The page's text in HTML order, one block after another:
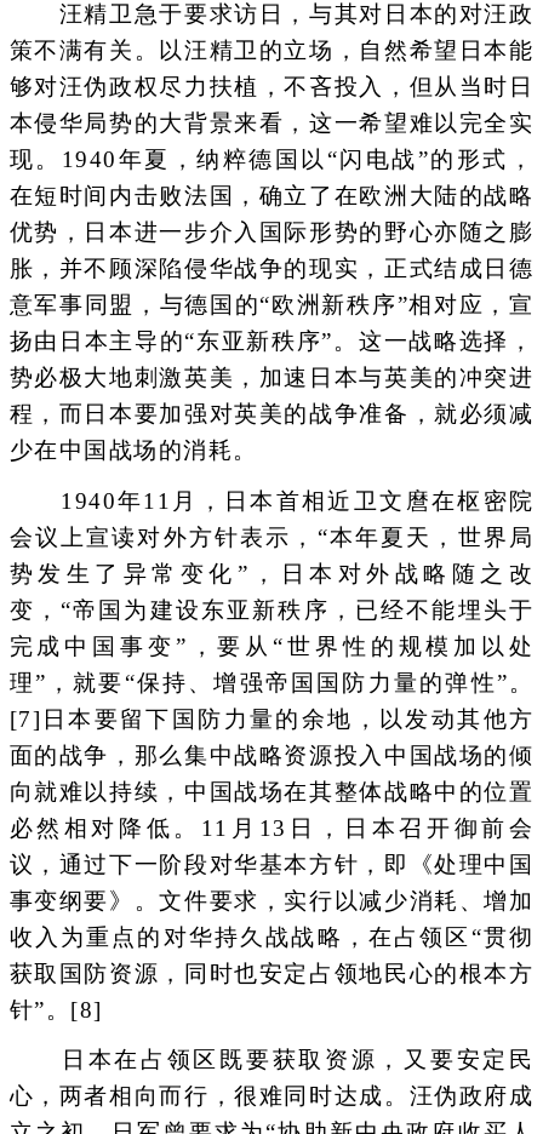
汪精卫急于要求访日，与其对日本的对汪政
策不满有关。以汪精卫的立场，自然希望日本能
够对汪伪政权尽力扶植，不吝投入，但从当时日
本侵华局势的大背景来看，这一希望难以完全实
现。1940年夏，纳粹德国以“闪电战”的形式，
在短时间内击败法国，确立了在欧洲大陆的战略
优势，日本进一步介入国际形势的野心亦随之膨
胀，并不顾深陷侵华战争的现实，正式结成日德
意军事同盟，与德国的“欧洲新秩序”相对应，宣
扬由日本主导的“东亚新秩序”。这一战略选择，
势必极大地刺激英美，加速日本与英美的冲突进
程，而日本要加强对英美的战争准备，就必须减
少在中国战场的消耗。
1940年11月，日本首相近卫文麿在枢密院
会议上宣读对外方针表示，“本年夏天，世界局
势发生了异常变化”，日本对外战略随之改
变，“帝国为建设东亚新秩序，已经不能埋头于
完成中国事变”，要从“世界性的规模加以处
理”，就要“保持、增强帝国国防力量的弹性”。
[7]日本要留下国防力量的余地，以发动其他方
面的战争，那么集中战略资源投入中国战场的倾
向就难以持续，中国战场在其整体战略中的位置
必然相对降低。11月13日，日本召开御前会
议，通过下一阶段对华基本方针，即《处理中国
事变纲要》。文件要求，实行以减少消耗、增加
收入为重点的对华持久战战略，在占领区“贯彻
获取国防资源，同时也安定占领地民心的根本方
针”。[8]
日本在占领区既要获取资源，又要安定民
心，两者相向而行，很难同时达成。汪伪政府成